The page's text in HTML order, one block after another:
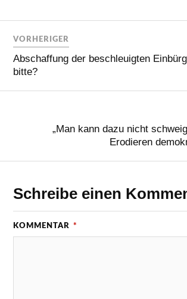
VORHERIGER
Abschaffung der beschleuigten
bitte?
„Man kann dazu nicht
Erodieren
Schreibe einen
KOMMENTAR *